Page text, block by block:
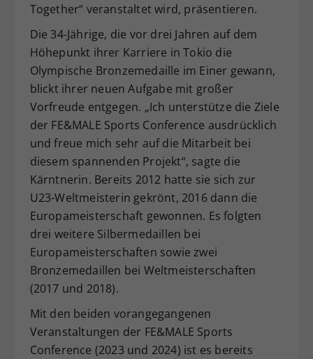
Together“ veranstaltet wird, präsentieren.
Die 34-Jährige, die vor drei Jahren auf dem
Höhepunkt ihrer Karriere in Tokio die
Olympische Bronzemedaille im Einer gewann,
blickt ihrer neuen Aufgabe mit großer
Vorfreude entgegen. „Ich unterstütze die Ziele
der FE&MALE Sports Conference ausdrücklich
und freue mich sehr auf die Mitarbeit bei
diesem spannenden Projekt“, sagte die
Kärntnerin. Bereits 2012 hatte sie sich zur
U23-Weltmeisterin gekrönt, 2016 dann die
Europameisterschaft gewonnen. Es folgten
drei weitere Silbermedaillen bei
Europameisterschaften sowie zwei
Bronzemedaillen bei Weltmeisterschaften
(2017 und 2018).
Mit den beiden vorangegangenen
Veranstaltungen der FE&MALE Sports
Conference (2023 und 2024) ist es bereits